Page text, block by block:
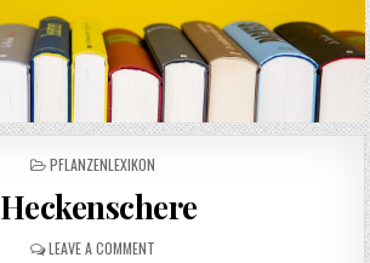
POSTED IN
PFLANZENLEXIKON
Heckenschere
LEAVE A COMMENTON HECKENSCHERE